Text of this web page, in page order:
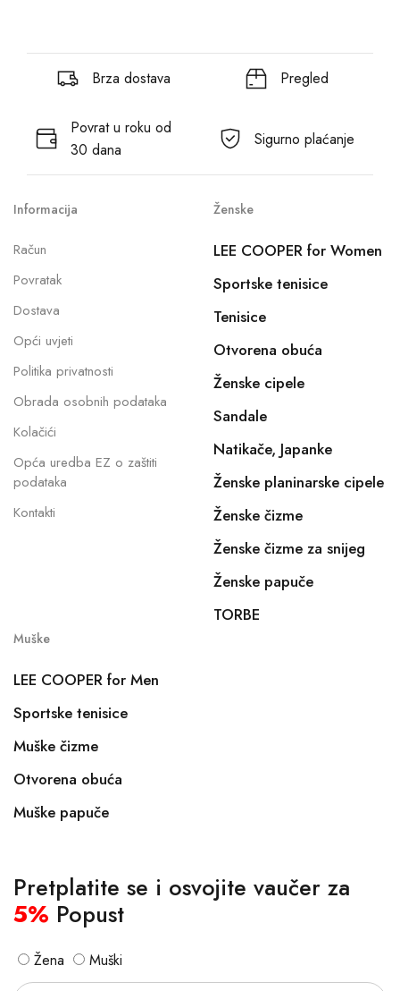
Brza dostava Pregled
Povrat u roku od
30 dana
Sigurno plaćanje
Informacija
Račun
Povratak
Dostava
Opći uvjeti
Politika privatnosti
Obrada osobnih podataka
Kolačići
Opća uredba EZ o zaštiti
podataka
Kontakti
Ženske
LEE COOPER for Women
Sportske tenisice
Tenisice
Otvorena obuća
Ženske cipele
Sandale
Natikače, Japanke
Ženske planinarske cipele
Ženske čizme
Ženske čizme za snijeg
Ženske papuče
TORBE
Muške
LEE COOPER for Men
Sportske tenisice
Muške čizme
Otvorena obuća
Muške papuče
Pretplatite se i osvojite vaučer za
5% Popust
Žena Muški